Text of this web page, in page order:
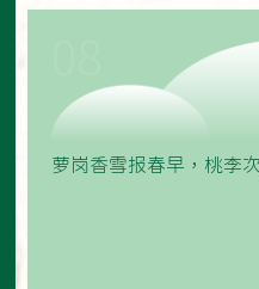
萝岗香雪报春早，桃李